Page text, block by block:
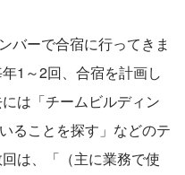
バーで合宿に行ってきま
1～2回、合宿を計画し
は「チームビルディン
ることを探す」などのテ
は、「（主に業務で使